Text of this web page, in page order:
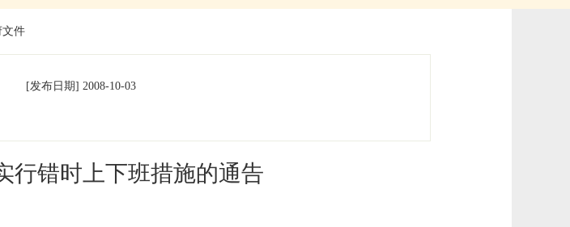
文件
[发布日期] 2008-10-03
行错时上下班措施的通告